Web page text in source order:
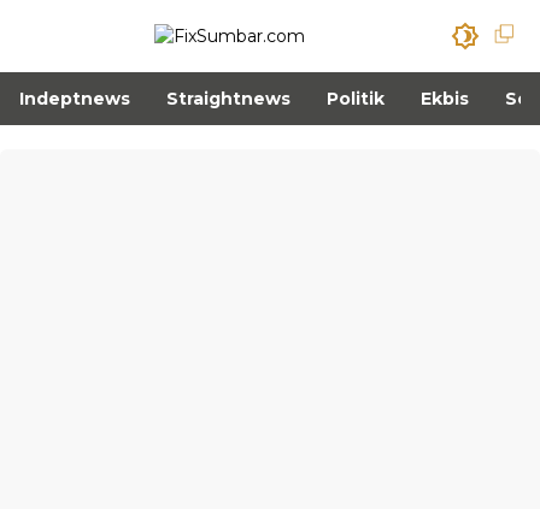
Indeptnews Straightnews Politik Ekbis